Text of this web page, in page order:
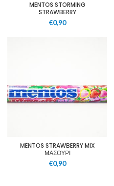
MENTOS STORMING
STRAWBERRY
€0,90
MENTOS STRAWBERRY MIX
ΜΑΣΟΥΡΙ
€0,90